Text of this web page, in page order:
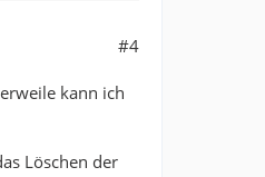
#4
kann ich
Löschen der